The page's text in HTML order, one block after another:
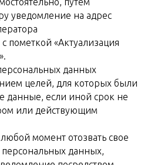
уведомление на адрес
пометкой «Актуализация
данных
целей, для которых были
данные, если иной срок не
или действующим
момент отозвать свое
персональных данных,